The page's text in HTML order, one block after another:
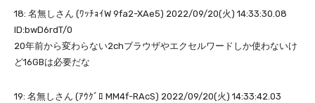
18: 名無しさん (ﾜｯﾁｮｲW 9fa2-XAe5) 2022/09/20(火) 14:33:30.08
ID:bwD6rdT/0
20年前から変わらない2chブラウザやエクセルワードしか使わないけ
ど16GBは必要だな
19: 名無しさん (ｱｳｸﾞﾛ MM4f-RAcS) 2022/09/20(火) 14:33:42.03